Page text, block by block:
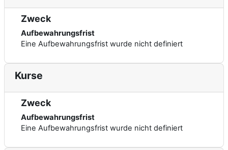
Zweck
Aufbewahrungsfrist
Eine Aufbewahrungsfrist wurde nicht definiert
Kurse
Zweck
Aufbewahrungsfrist
Eine Aufbewahrungsfrist wurde nicht definiert